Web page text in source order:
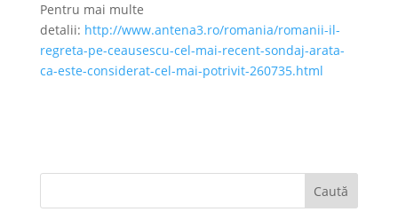
Pentru mai multe
detalii: http://www.antena3.ro/romania/romanii-il-
regreta-pe-ceausescu-cel-mai-recent-sondaj-arata-
ca-este-considerat-cel-mai-potrivit-260735.html
Caută